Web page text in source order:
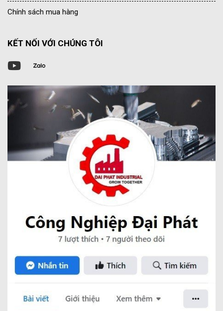
Chính sách mua hàng
KẾT NỐI VỚI CHÚNG TÔI